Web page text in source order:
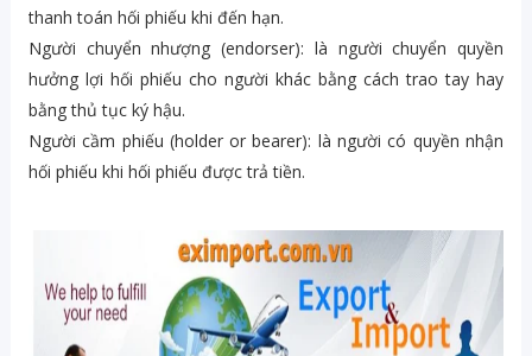
thanh toán hối phiếu khi đến hạn.
Người chuyển nhượng (endorser): là người chuyển quyền
hưởng lợi hối phiếu cho người khác bằng cách trao tay hay
bằng thủ tục ký hậu.
Người cầm phiếu (holder or bearer): là người có quyền nhận
hối phiếu khi hối phiếu được trả tiền.